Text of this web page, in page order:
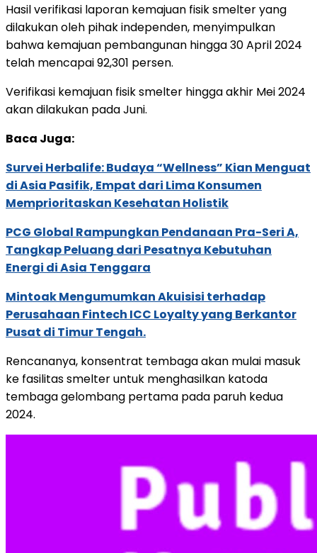
Hasil verifikasi laporan kemajuan fisik smelter yang
dilakukan oleh pihak independen, menyimpulkan
bahwa kemajuan pembangunan hingga 30 April 2024
telah mencapai 92,301 persen.
Verifikasi kemajuan fisik smelter hingga akhir Mei 2024
akan dilakukan pada Juni.
Baca Juga:
Survei Herbalife: Budaya “Wellness” Kian Menguat
di Asia Pasifik, Empat dari Lima Konsumen
Memprioritaskan Kesehatan Holistik
PCG Global Rampungkan Pendanaan Pra-Seri A,
Tangkap Peluang dari Pesatnya Kebutuhan
Energi di Asia Tenggara
Mintoak Mengumumkan Akuisisi terhadap
Perusahaan Fintech ICC Loyalty yang Berkantor
Pusat di Timur Tengah.
Rencananya, konsentrat tembaga akan mulai masuk
ke fasilitas smelter untuk menghasilkan katoda
tembaga gelombang pertama pada paruh kedua
2024.